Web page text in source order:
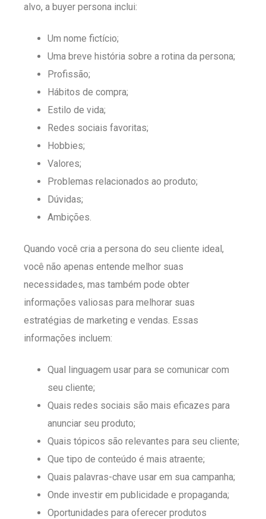
alvo, a buyer persona inclui:
Um nome fictício;
Uma breve história sobre a rotina da persona;
Profissão;
Hábitos de compra;
Estilo de vida;
Redes sociais favoritas;
Hobbies;
Valores;
Problemas relacionados ao produto;
Dúvidas;
Ambições.
Quando você cria a persona do seu cliente ideal,
você não apenas entende melhor suas
necessidades, mas também pode obter
informações valiosas para melhorar suas
estratégias de marketing e vendas. Essas
informações incluem:
Qual linguagem usar para se comunicar com
seu cliente;
Quais redes sociais são mais eficazes para
anunciar seu produto;
Quais tópicos são relevantes para seu cliente;
Que tipo de conteúdo é mais atraente;
Quais palavras-chave usar em sua campanha;
Onde investir em publicidade e propaganda;
Oportunidades para oferecer produtos